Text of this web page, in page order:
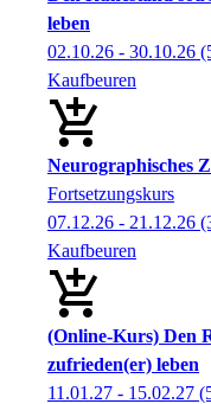
leben
02.10.26 - 30.10.26
Kaufbeuren
Neurographisches
Fortsetzungskurs
07.12.26 - 21.12.26
Kaufbeuren
(Online-Kurs) Den
zufrieden(er) leben
11.01.27 - 15.02.27